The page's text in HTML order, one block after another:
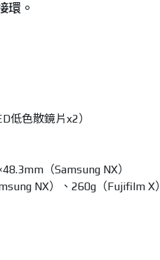
環。
低色散鏡片x2）
（Samsung NX）
NX）、260g（Fujifilm X）